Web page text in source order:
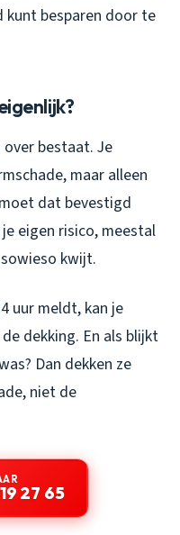
besparen door te
bestaat. Je
maar alleen
dat bevestigd
eigen risico, meestal
kwijt.
uur meldt, kan je
dekking. En als blijkt
Dan dekken ze
niet de
27 65